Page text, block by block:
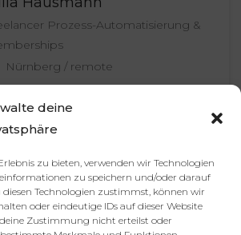
deine
zu bieten, verwenden wir Technologien
zu speichern und/oder darauf
Technologien zustimmst, können wir
oder eindeutige IDs auf dieser Website
Zustimmung nicht erteilst oder
Prozess-Automatisierung &
Nürnberg / remote
– Alle Rechte vorbehalten.
Kontakt
& Freelancer